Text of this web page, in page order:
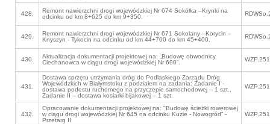
428.
Remont nawierzchni drogi wojewódzkiej Nr 674 Sokółka –Krynki na
odcinku od km 8+625 do km 9+350.
429.
Remont nawierzchni drogi wojewódzkiej Nr 671 Sokolany –Korycin –
Knyszyn - Tykocin na odcinku od km 44+700 do km 45+400.
430.
Aktualizacja dokumentacji projektowej na: „Budowę obwodnicy
Ciechanowca w ciągu drogi wojewódzkiej Nr 690”.
431.
Dostawa sprzętu utrzymania dróg do Podlaskiego Zarządu Dróg
Wojewódzkich w Białymstoku z podziałem na zadania: Zadanie I -
dostawa podestu ruchomego na przyczepie samochodowej – 1 szt.,
Zadanie II – dostawa kosiarki bijakowej – 1 szt.
432.
Opracowanie dokumentacji projektowej na: "Budowę ścieżki rowerowej
w ciągu drogi wojewódzkiej Nr 645 na odcinku Kuzie - Nowogród” -
Przetarg II